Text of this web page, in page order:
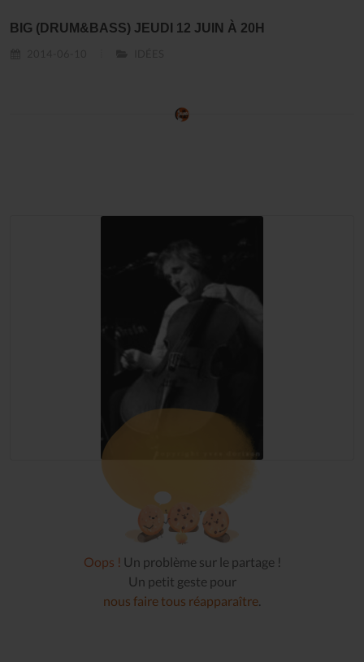
BIG (DRUM&BASS) JEUDI 12 JUIN À 20H
Oops ! Un problème sur le partage !
Un petit geste pour
nous faire tous réapparaître.